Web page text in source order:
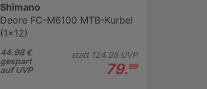
Shimano
Deore FC-M6100 MTB-Kurbel
(1x12)
44.96 €
gespart
auf UVP
statt 124.95UVP
79.99